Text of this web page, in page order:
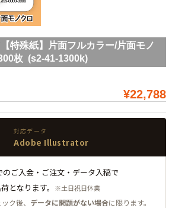
特殊紙】片面フルカラー/片面モノ
枚 (s2-41-1300k)
¥22,788
対応データ
Adobe Illustrator
のご入金・ご注文・データ入稿で
となります。 ※土日祝日休業
ク後、 データに問題がない場合に限ります。